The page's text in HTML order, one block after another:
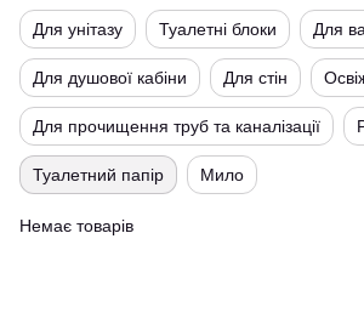
Для унітазу Туалетні блоки Для
Для душової кабіни Для стін
Для прочищення труб та каналізації
Туалетний папір Мило
Немає товарів